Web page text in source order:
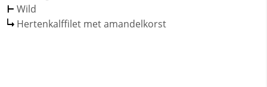
Wild
Hertenkalffilet met amandelkorst